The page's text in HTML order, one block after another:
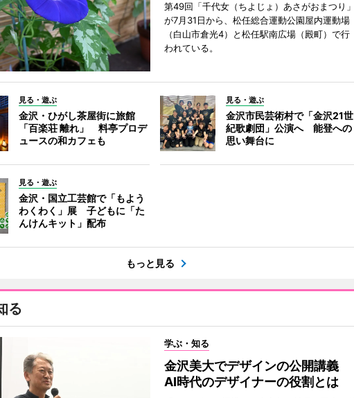
第49回「千代女（ちよじょ）あさがおまつり」
が7月31日から、松任総合運動公園屋内運動場
（白山市倉光4）と松任駅南広場（殿町）で行
われている。
見る・遊ぶ
金沢・ひがし茶屋街に旅館
「百楽荘 離れ」 料亭プロデ
ュースの和カフェも
見る・遊ぶ
金沢市民芸術村で「金沢21世
紀歌劇団」公演へ 能登への
思い舞台に
見る・遊ぶ
金沢・国立工芸館で「もよう
わくわく」展 子どもに「た
んけんキット」配布
もっと見る
る
学ぶ・知る
金沢美大でデザインの公開講義
AI時代のデザイナーの役割とは